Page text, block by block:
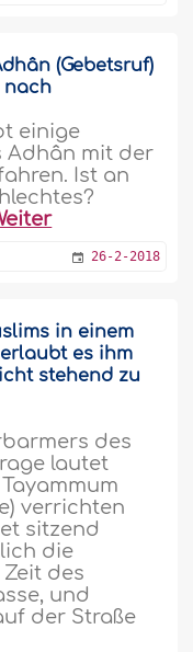
(Gebetsruf)
nach
einige
Adhân mit der
Ist an
26-2-2018
in einem
es ihm
stehend zu
des
lautet
verrichten
sitzend
die
des
und
der Straße